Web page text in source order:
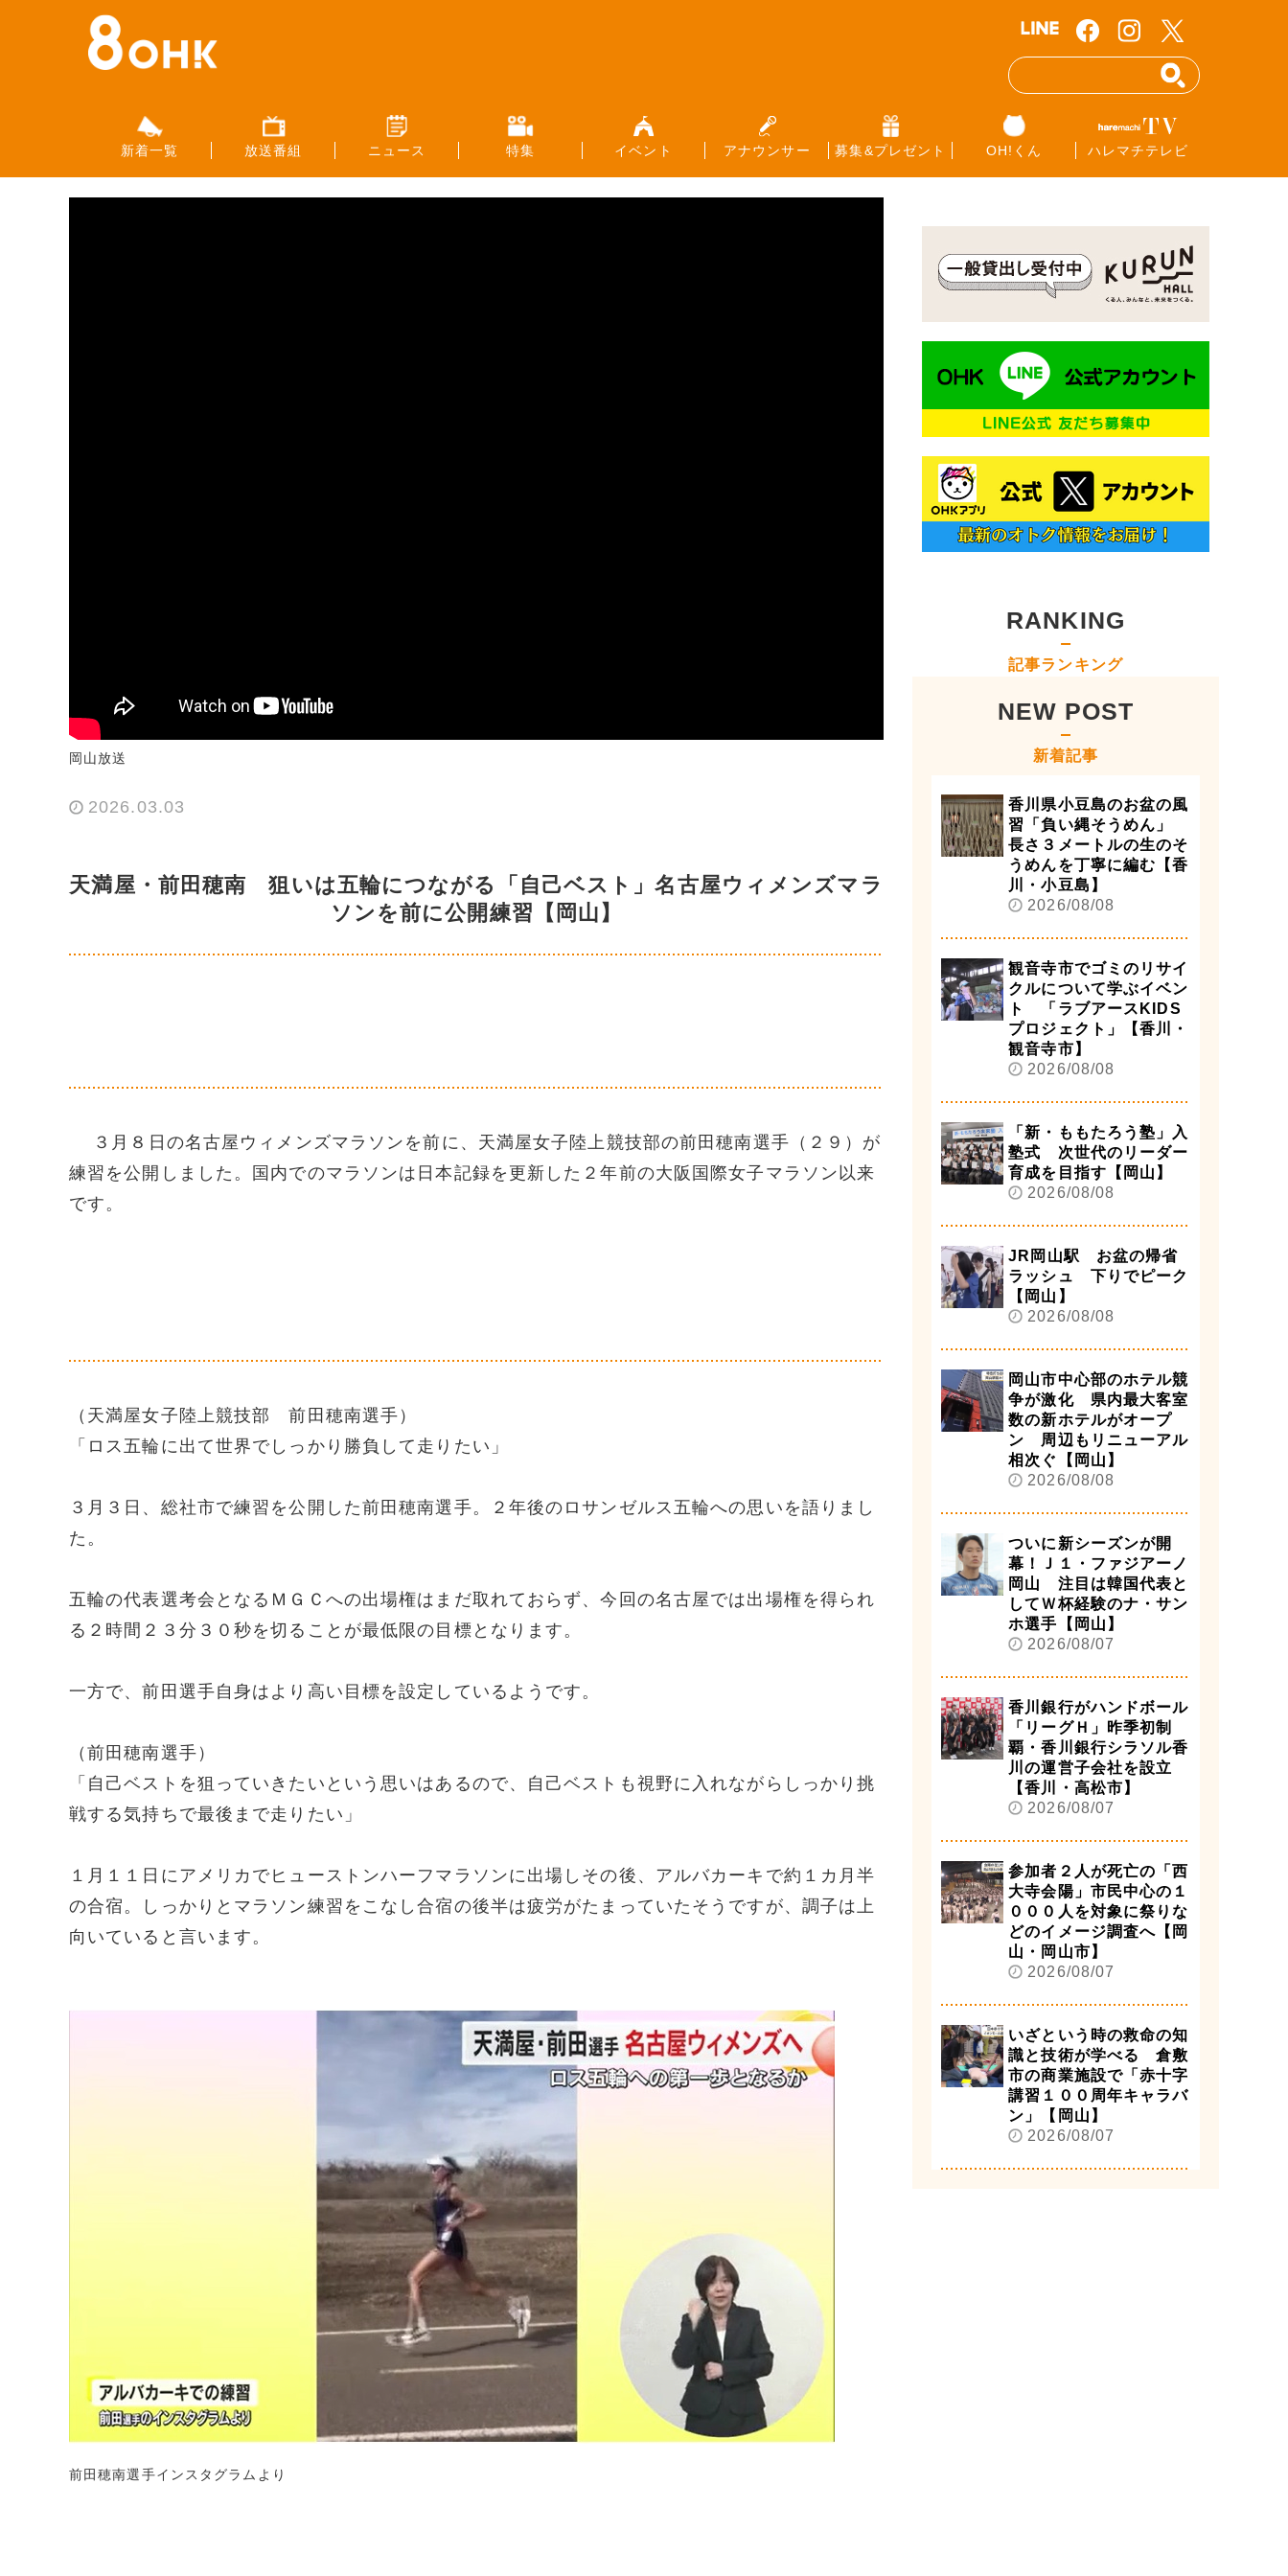
新着一覧 放送番組 ニュース 特集 イベント アナウンサー 募集&プレゼント OH!くん ハレマチテレビ
岡山放送
2026.03.03
天満屋・前田穂南 狙いは五輪につながる「自己ベスト」名古屋ウィメンズマラ
ソンを前に公開練習【岡山】
３月８日の名古屋ウィメンズマラソンを前に、天満屋女子陸上競技部の前田穂南選手（２９）が
練習を公開しました。国内でのマラソンは日本記録を更新した２年前の大阪国際女子マラソン以来
です。
（天満屋女子陸上競技部 前田穂南選手）
「ロス五輪に出て世界でしっかり勝負して走りたい」
３月３日、総社市で練習を公開した前田穂南選手。２年後のロサンゼルス五輪への思いを語りまし
た。
五輪の代表選考会となるＭＧＣへの出場権はまだ取れておらず、今回の名古屋では出場権を得られ
る２時間２３分３０秒を切ることが最低限の目標となります。
一方で、前田選手自身はより高い目標を設定しているようです。
（前田穂南選手）
「自己ベストを狙っていきたいという思いはあるので、自己ベストも視野に入れながらしっかり挑
戦する気持ちで最後まで走りたい」
１月１１日にアメリカでヒューストンハーフマラソンに出場しその後、アルバカーキで約１カ月半
の合宿。しっかりとマラソン練習をこなし合宿の後半は疲労がたまっていたそうですが、調子は上
向いていると言います。
前田穂南選手インスタグラムより
RANKING
記事ランキング
NEW POST
新着記事
香川県小豆島のお盆の風
習「負い縄そうめん」
長さ３メートルの生のそ
うめんを丁寧に編む【香
川・小豆島】
2026/08/08
観音寺市でゴミのリサイ
クルについて学ぶイベン
ト 「ラブアースKIDS
プロジェクト」【香川・
観音寺市】
2026/08/08
「新・ももたろう塾」入
塾式 次世代のリーダー
育成を目指す【岡山】
2026/08/08
JR岡山駅 お盆の帰省
ラッシュ 下りでピーク
【岡山】
2026/08/08
岡山市中心部のホテル競
争が激化 県内最大客室
数の新ホテルがオープ
ン 周辺もリニューアル
相次ぐ【岡山】
2026/08/08
ついに新シーズンが開
幕！Ｊ１・ファジアーノ
岡山 注目は韓国代表と
してＷ杯経験のナ・サン
ホ選手【岡山】
2026/08/07
香川銀行がハンドボール
「リーグＨ」昨季初制
覇・香川銀行シラソル香
川の運営子会社を設立
【香川・高松市】
2026/08/07
参加者２人が死亡の「西
大寺会陽」市民中心の１
０００人を対象に祭りな
どのイメージ調査へ【岡
山・岡山市】
2026/08/07
いざという時の救命の知
識と技術が学べる 倉敷
市の商業施設で「赤十字
講習１００周年キャラバ
ン」【岡山】
2026/08/07